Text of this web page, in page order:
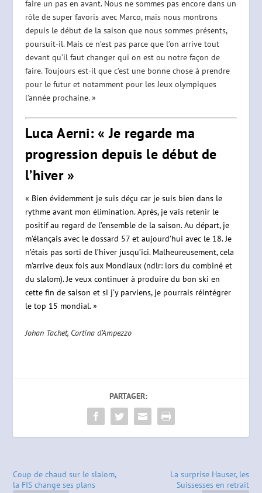
faire un pas en avant. Nous ne sommes pas encore dans un
rôle de super favoris avec Marco, mais nous montrons
depuis le début de la saison que nous sommes présents,
poursuit-il. Mais ce n’est pas parce que l’on arrive tout
devant qu’il faut changer qui on est ou notre façon de
faire. Toujours est-il que c’est une bonne chose à prendre
pour le futur et notamment pour les Jeux olympiques
l’année prochaine. »
Luca Aerni: « Je regarde ma
progression depuis le début de
l’hiver »
« Bien évidemment je suis déçu car je suis bien dans le
rythme avant mon élimination. Après, je vais retenir le
positif au regard de l’ensemble de la saison. Au départ, je
m’élançais avec le dossard 57 et aujourd’hui avec le 18. Je
n’étais pas sorti de l’hiver jusqu’ici. Malheureusement, cela
m’arrive deux fois aux Mondiaux (ndlr: lors du combiné et
du slalom). Je veux continuer à produire du bon ski en
cette fin de saison et si j’y parviens, je pourrais réintégrer
le top 15 mondial. »
Johan Tachet, Cortina d’Ampezzo
PARTAGER:
Coup de chaud sur le slalom,
la FIS change ses plans
La surprise Hauser, les
Suissesses en retrait